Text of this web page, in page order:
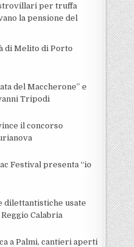
per truffa
la pensione del
di Melito di Porto
del Maccherone” e
Tripodi
il concorso
Festival presenta “io
dilettantistiche usate
Calabria
a Palmi, cantieri aperti